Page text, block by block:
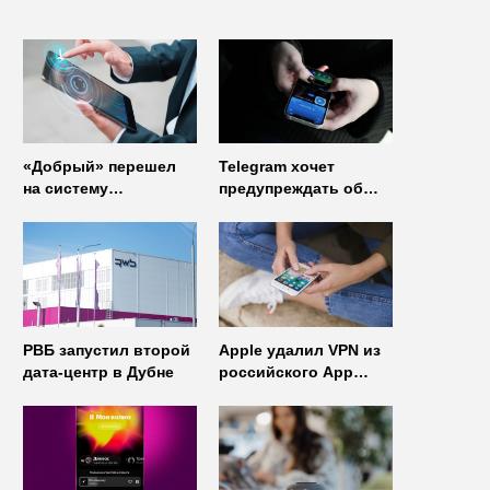
«Добрый» перешел
на систему
«Газинформсервис»
Telegram хочет
предупреждать об
неофициальных
клиентов
мессенджера
РВБ запустил второй
дата-центр в Дубне
Apple удалил VPN из
российского App